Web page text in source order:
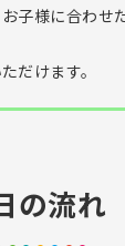
子様に合わせ
だけます。
の流れ